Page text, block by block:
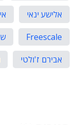
אלישע ינאי
Freescale
אבירם ז'ולטי